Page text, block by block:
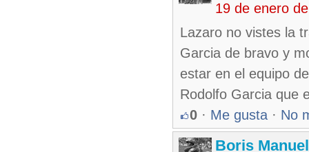
19 de enero
Lazaro no vistes la
Garcia de bravo y
estar en el equipo
Rodolfo Garcia que
0 · Me gusta · No
Boris